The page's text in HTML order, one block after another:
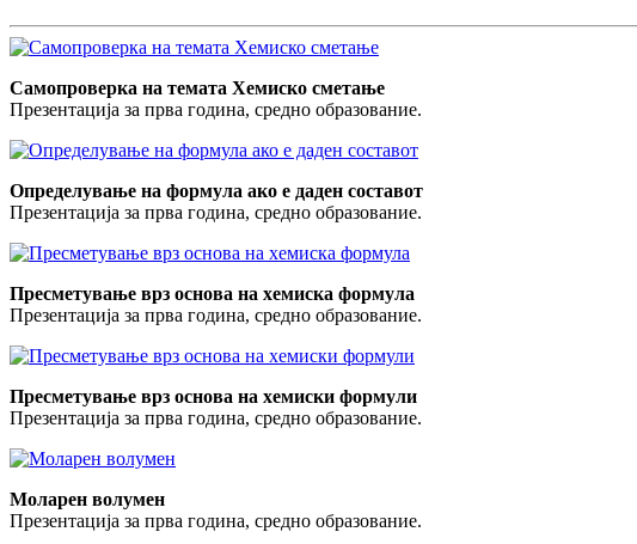
Самопроверка на темата Хемиско сметање
Презентација за прва година, средно образование.
Определување на формула ако е даден составот
Презентација за прва година, средно образование.
Пресметување врз основа на хемискa формулa
Презентација за прва година, средно образование.
Пресметување врз основа на хемиски формули
Презентација за прва година, средно образование.
Моларен волумен
Презентација за прва година, средно образование.